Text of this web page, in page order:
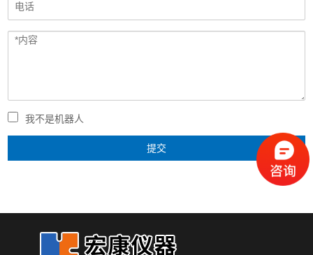
我不是机器人